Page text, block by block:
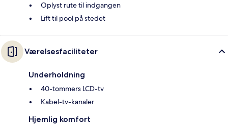
Oplyst rute til indgangen
Lift til pool på stedet
Værelsesfaciliteter
Underholdning
40-tommers LCD-tv
Kabel-tv-kanaler
Hjemlig komfort